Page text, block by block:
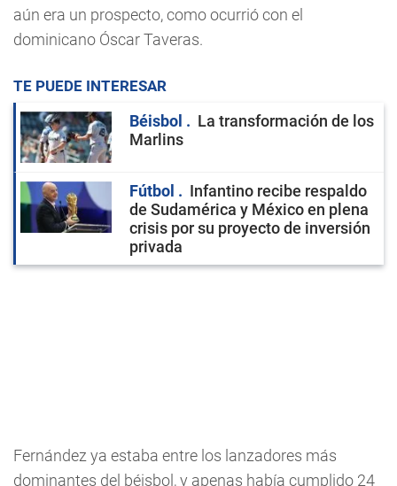
aún era un prospecto, como ocurrió con el
dominicano Óscar Taveras.
TE PUEDE INTERESAR
Béisbol
La transformación de los
Marlins
Fútbol
Infantino recibe respaldo
de Sudamérica y México en plena
crisis por su proyecto de inversión
privada
Fernández ya estaba entre los lanzadores más
dominantes del béisbol, y apenas había cumplido 24